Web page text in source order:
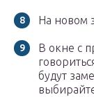
На новом
В окне с
будут